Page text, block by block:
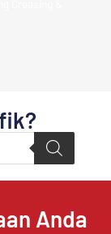
Anda